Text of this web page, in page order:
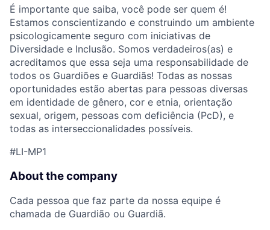
É importante que saiba, você pode ser quem é!
Estamos conscientizando e construindo um ambiente
psicologicamente seguro com iniciativas de
Diversidade e Inclusão. Somos verdadeiros(as) e
acreditamos que essa seja uma responsabilidade de
todos os Guardiões e Guardiãs! Todas as nossas
oportunidades estão abertas para pessoas diversas
em identidade de gênero, cor e etnia, orientação
sexual, origem, pessoas com deficiência (PcD), e
todas as interseccionalidades possíveis.
#LI-MP1
About the company
Cada pessoa que faz parte da nossa equipe é
chamada de Guardião ou Guardiã.